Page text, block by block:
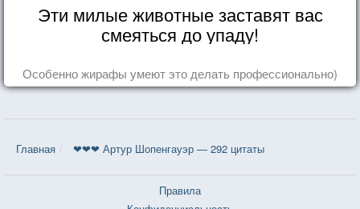
Эти милые животные заставят вас
смеяться до упаду!
Особенно жирафы умеют это делать профессионально)
Главная ❤❤❤ Артур Шопенгауэр — 292 цитаты
Правила